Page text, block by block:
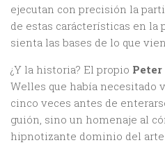
ejecutan con precisión la
de estas carácterísticas en la
sienta las bases de lo que
¿Y la historia? El propio
Welles que había necesitado
cinco veces antes de
guión, sino un homenaje al
hipnotizante dominio del arte